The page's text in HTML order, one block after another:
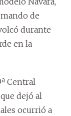
de
durante
en la
Central
dejó al
ocurrió a